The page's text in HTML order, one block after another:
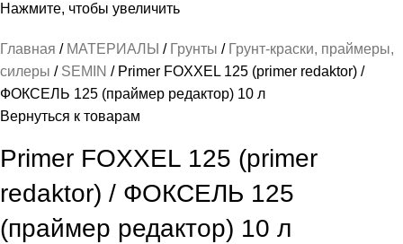
Нажмите, чтобы увеличить
Главная МАТЕРИАЛЫ Грунты
Грунт-краски, праймеры,
силеры
SEMIN
Primer FOXXEL 125 (primer redaktor) /
ФОКСЕЛЬ 125 (праймер редактор) 10 л
Вернуться к товарам
Primer FOXXEL 125 (primer
redaktor) / ФОКСЕЛЬ 125
(праймер редактор) 10 л